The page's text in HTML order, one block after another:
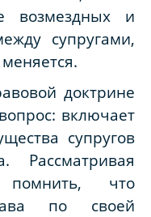
возмездных и
супругами,
доктрине
включает
супругов
Рассматривая
что
по своей